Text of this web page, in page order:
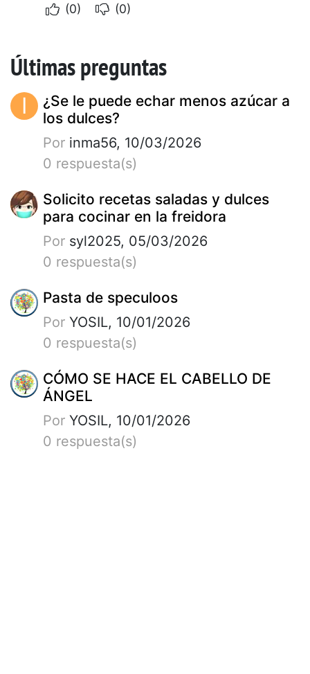
(0)
(0)
Últimas preguntas
I
¿Se le puede echar menos azúcar a
los dulces?
Por inma56, 10/03/2026
0 respuesta(s)
Solicito recetas saladas y dulces
para cocinar en la freidora
Por syl2025, 05/03/2026
0 respuesta(s)
Pasta de speculoos
Por YOSIL, 10/01/2026
0 respuesta(s)
CÓMO SE HACE EL CABELLO DE
ÁNGEL
Por YOSIL, 10/01/2026
0 respuesta(s)